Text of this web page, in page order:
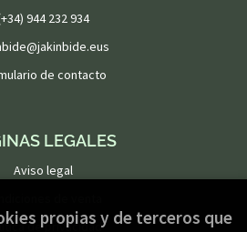
944 232 934
de contacto
LEGALES
Aviso legal
de privacidad
propias y de terceros que